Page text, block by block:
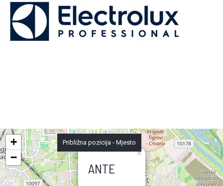
ANTE
×
+
−
Približna pozicija - Mjesto